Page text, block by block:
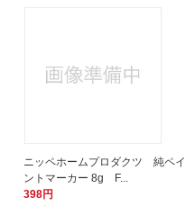
ニッペホームプロダクツ 純ペイ
ントマーカー 8g F...
398円